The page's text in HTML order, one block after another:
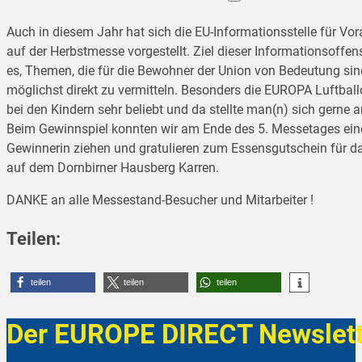
Auch in diesem Jahr hat sich die EU-Informationsstelle für
auf der Herbstmesse vorgestellt. Ziel dieser
es, Themen, die für die Bewohner der Union von Bedeutung
möglichst direkt zu vermitteln. Besonders die EUROPA
bei den Kindern sehr beliebt und da stellte man(n) sich gerne
Beim Gewinnspiel konnten wir am Ende des 5. Messetages
Gewinnerin ziehen und gratulieren zum Essensgutschein für
auf dem Dornbirner Hausberg Karren.
DANKE an alle Messestand-Besucher und Mitarbeiter !
Teilen:
teilen teilen teilen
Der EUROPE DIRECT